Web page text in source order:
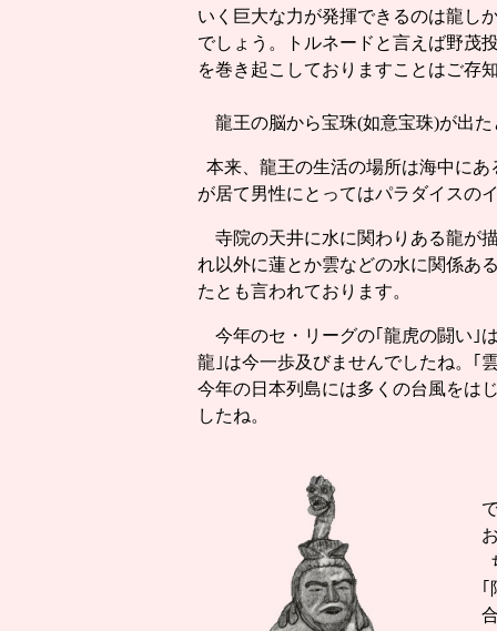
いく巨大な力が発揮できるのは龍し
でしょう。トルネードと言えば野茂
を巻き起こしておりますことはご存
龍王の脳から宝珠(如意宝珠)が出た
本来、龍王の生活の場所は海中に
が居て男性にとってはパラダイスの
寺院の天井に水に関わりある龍が
れ以外に蓮とか雲などの水に関係あ
たとも言われております。
今年のセ・リーグの｢龍虎の闘い｣
龍｣は今一歩及びませんでしたね。｢
今年の日本列島には多くの台風をは
したね。
｢